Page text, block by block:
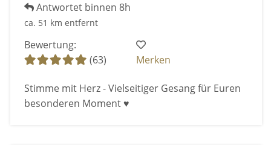
Antwortet binnen 8h
ca. 51 km entfernt
Bewertung:
(63)
Merken
Stimme mit Herz - Vielseitiger Gesang für Euren
besonderen Moment ♥️